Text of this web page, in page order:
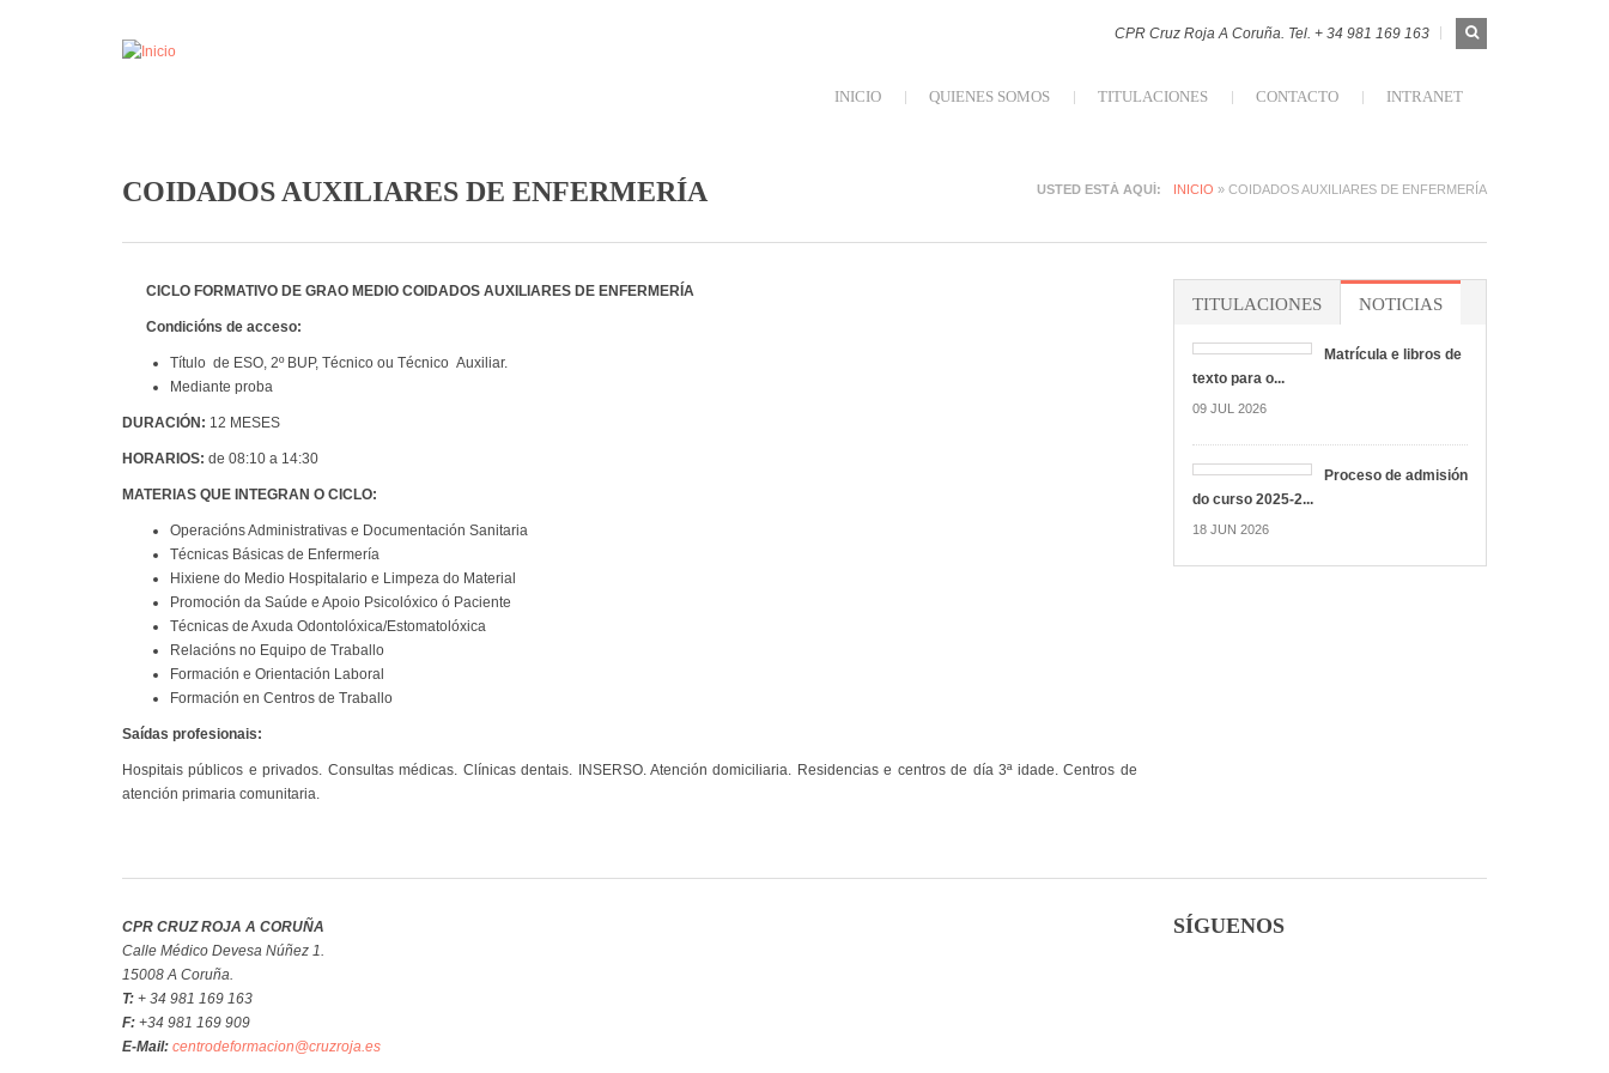
CPR Cruz Roja A Coruña. Tel. + 34 981 169 163
FORMULARIO
Buscar
INICIO QUIENES SOMOS
INICIAR SESIÓN
TITULACIONES CONTACTO INTRANET
USTED ESTÁ AQUÍ INICIO » COIDADOS AUXILIARES DE ENFERMERÍA
COIDADOS AUXILIARES DE ENFERMERÍA
CICLO FORMATIVO DE GRAO MEDIO COIDADOS AUXILIARES DE ENFERMERÍA
Condicións de acceso:
Título de ESO, 2º BUP, Técnico ou Técnico Auxiliar.
Mediante proba
DURACIÓN: 12 MESES
HORARIOS: de 08:10 a 14:30
MATERIAS QUE INTEGRAN O CICLO:
Operacións Administrativas e Documentación Sanitaria
Técnicas Básicas de Enfermería
Hixiene do Medio Hospitalario e Limpeza do Material
Promoción da Saúde e Apoio Psicolóxico ó Paciente
Técnicas de Axuda Odontolóxica/Estomatolóxica
Relacións no Equipo de Traballo
Formación e Orientación Laboral
Formación en Centros de Traballo
Saídas profesionais:
Hospitais públicos e privados. Consultas médicas. Clínicas dentais. INSERSO. Atención domiciliaria. Residencias e centros de día 3ª idade. Centros de
atención primaria comunitaria.
TITULACIONES NOTICIAS
Matrícula e libros de
texto para o...
09 JUL 2026
Proceso de admisión
do curso 2025-2...
18 JUN 2026
CPR CRUZ ROJA A CORUÑA
Calle Médico Devesa Núñez 1.
15008 A Coruña.
T: + 34 981 169 163
F: +34 981 169 909
E-Mail: centrodeformacion@cruzroja.es
SÍGUENOS